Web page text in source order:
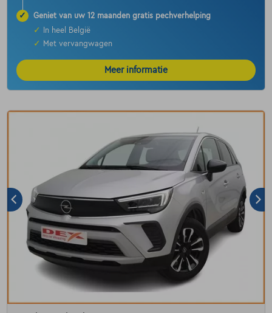
✓
Geniet van uw 12 maanden gratis pechverhelping
✓
In heel België
✓
Met vervangwagen
Meer informatie